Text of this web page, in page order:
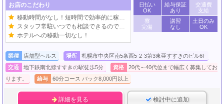
お店のこだわり
移動時間がなし！短時間で効率的に稼げる！
スタッフ常駐いつでも相談できるので安心！
ホテルへの移動一切なし！
日払い
OK
給与保証
あり
交通費
支給
寮
完備
講習
なし
土日のみ
OK
業種 店舗型ヘルス 場所
札幌市中央区南5条西5-2-3第3東亜すすきのビル6F
交通
地下鉄南北線すすきの駅徒歩5分 資格
20代～40代位まで幅広く募集してお
ります。
給与 60分コース バック8,000円以上
詳細を見る 検討中に追加